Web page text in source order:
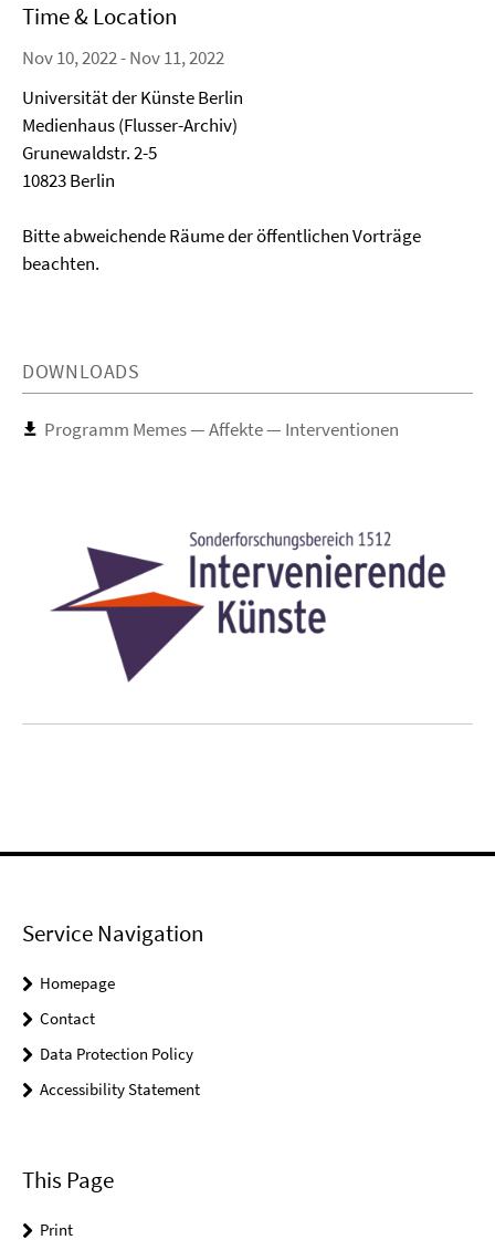
Time & Location
Nov 10, 2022 - Nov 11, 2022
Universität der Künste Berlin
Medienhaus (Flusser-Archiv)
Grunewaldstr. 2-5
10823 Berlin
Bitte abweichende Räume der öffentlichen Vorträge
beachten.
DOWNLOADS
Programm Memes — Affekte — Interventionen
Service Navigation
Homepage
Contact
Data Protection Policy
Accessibility Statement
This Page
Print